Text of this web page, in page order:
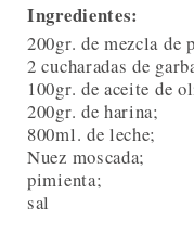
Ingredientes:
200gr. de mezcla de
2 cucharadas de
100gr. de aceite de
200gr. de harina;
800ml. de leche;
Nuez moscada;
pimienta;
sal